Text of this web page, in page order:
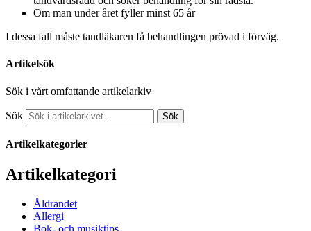
Om man under året fyller minst 65 år
I dessa fall måste tandläkaren få behandlingen prövad i förväg.
Artikelsök
Sök i vårt omfattande artikelarkiv
Sök Sök
Artikelkategorier
Artikelkategori
Åldrandet
Allergi
Bok- och musiktips